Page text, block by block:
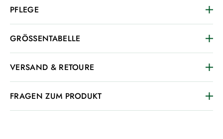
PFLEGE
GRÖSSENTABELLE
VERSAND & RETOURE
FRAGEN ZUM PRODUKT